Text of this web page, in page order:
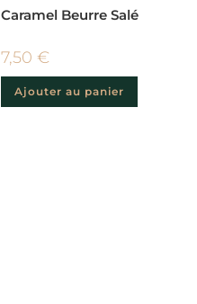
Caramel Beurre Salé
7,50€
Ajouter au panier